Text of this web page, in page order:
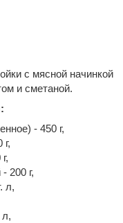
с мясной начинкой
и сметаной.
- 450 г,
200 г,
л,
л,